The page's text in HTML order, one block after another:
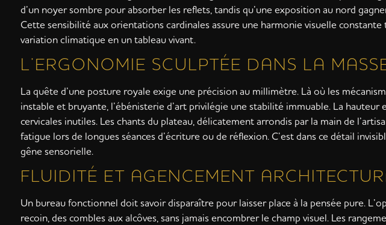
d’un noyer sombre pour absorber les reflets, tandis qu’une exposition au nord
Cette sensibilité aux orientations cardinales assure une harmonie visuelle
variation climatique en un tableau vivant.
L’ERGONOMIE SCULPTÉE DANS LA
La quête d’une posture royale exige une précision au millimètre. Là où les
instable et bruyante, l’ébénisterie d’art privilégie une stabilité immuable. La
cervicales inutiles. Les chants du plateau, délicatement arrondis par la main de
fatigue lors de longues séances d’écriture ou de réflexion. C’est dans ce détail
gêne sensorielle.
FLUIDITÉ ET AGENCEMENT
Un bureau fonctionnel doit savoir disparaître pour laisser place à la pensée pure.
recoin, des combles aux alcôves, sans jamais encombrer le champ visuel. Les